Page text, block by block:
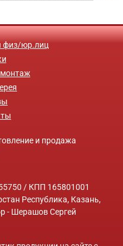
физ/юр.лиц
и продажа
/ КПП 165801001
Республика, Казань,
- Шерашов Сергей